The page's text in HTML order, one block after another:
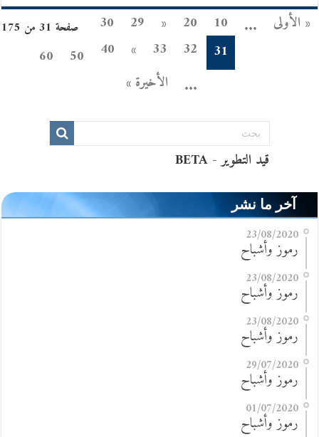
صفحة 31 من 175 « الأولى ...
10
20
«
29
30
31
32
33
»
40
50
60
...
الأخيرة »
آخر ما نشر
23/08/2020
رموز وأشباح
23/08/2020
رموز وأشباح
23/08/2020
رموز وأشباح
29/07/2020
رموز وأشباح
01/07/2020
رموز وأشباح